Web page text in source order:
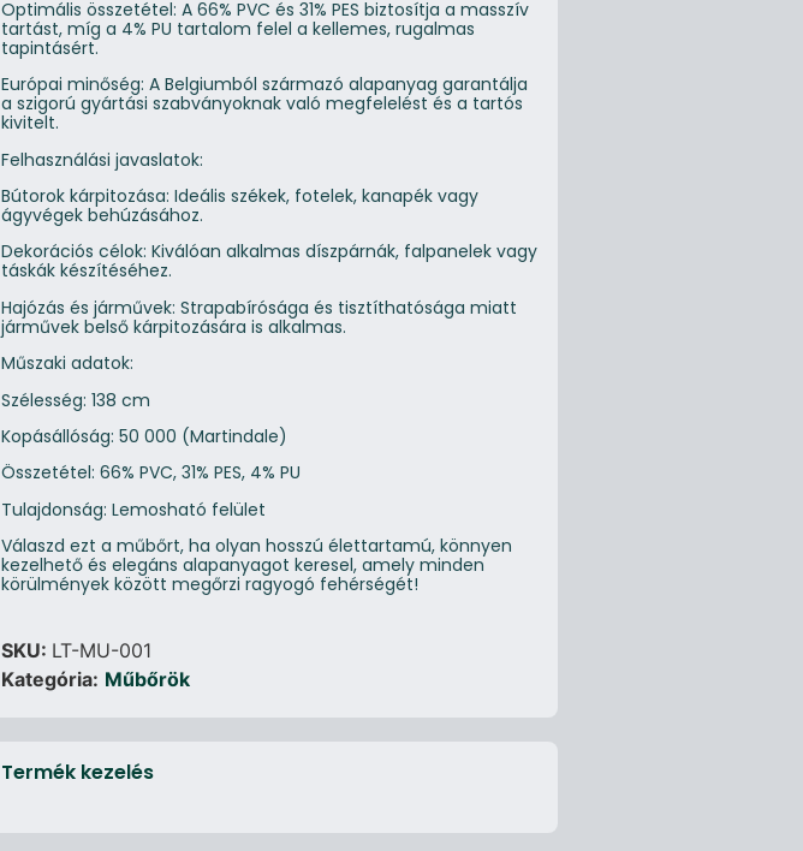
Optimális összetétel: A 66% PVC és 31% PES biztosítja a masszív
tartást, míg a 4% PU tartalom felel a kellemes, rugalmas
tapintásért.
Európai minőség: A Belgiumból származó alapanyag garantálja
a szigorú gyártási szabványoknak való megfelelést és a tartós
kivitelt.
Felhasználási javaslatok:
Bútorok kárpitozása: Ideális székek, fotelek, kanapék vagy
ágyvégek behúzásához.
Dekorációs célok: Kiválóan alkalmas díszpárnák, falpanelek vagy
táskák készítéséhez.
Hajózás és járművek: Strapabírósága és tisztíthatósága miatt
járművek belső kárpitozására is alkalmas.
Műszaki adatok:
Szélesség: 138 cm
Kopásállóság: 50 000 (Martindale)
Összetétel: 66% PVC, 31% PES, 4% PU
Tulajdonság: Lemosható felület
Válaszd ezt a műbőrt, ha olyan hosszú élettartamú, könnyen
kezelhető és elegáns alapanyagot keresel, amely minden
körülmények között megőrzi ragyogó fehérségét!
SKU: LT-MU-001
Kategória: Műbőrök
Termék kezelés